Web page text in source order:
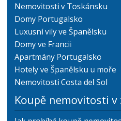
Nemovitosti v Toskánsku
Domy Portugalsko
Luxusní vily ve Španělsku
Domy ve Francii
Apartmány Portugalsko
Hotely ve Španělsku u moře
Nemovitosti Costa del Sol
Koupě nemovitosti